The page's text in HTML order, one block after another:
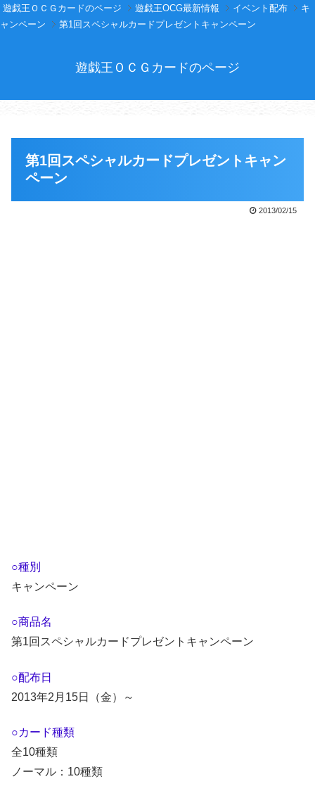
遊戯王ＯＣＧカードのページ 遊戯王OCG最新情報 イベント配布
キ
ャンペーン
第1回スペシャルカードプレゼントキャンペーン
遊戯王ＯＣＧカードのページ
第1回スペシャルカードプレゼントキャン
ペーン
2013/02/15
○種別
キャンペーン
○商品名
第1回スペシャルカードプレゼントキャンペーン
○配布日
2013年2月15日（金）～
○カード種類
全10種類
ノーマル：10種類